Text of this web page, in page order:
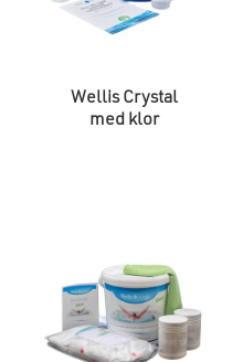
Wellis Crystal
med klor